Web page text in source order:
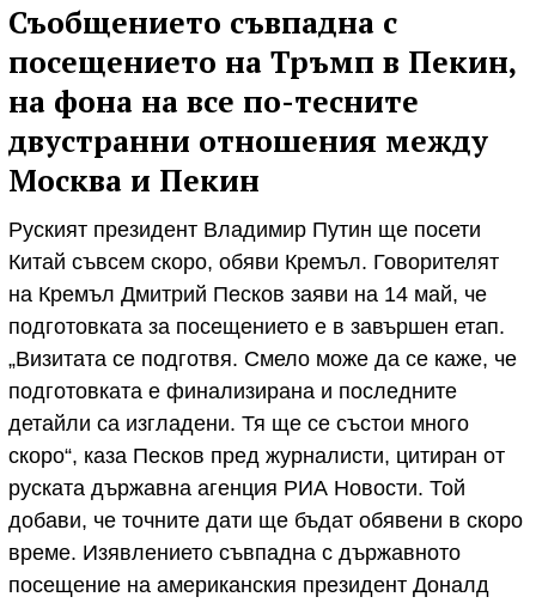
Съобщението съвпадна с
посещението на Тръмп в Пекин,
на фона на все по-тесните
двустранни отношения между
Москва и Пекин
Руският президент Владимир Путин ще посети
Китай съвсем скоро, обяви Кремъл. Говорителят
на Кремъл Дмитрий Песков заяви на 14 май, че
подготовката за посещението е в завършен етап.
„Визитата се подготвя. Смело може да се каже, че
подготовката е финализирана и последните
детайли са изгладени. Тя ще се състои много
скоро“, каза Песков пред журналисти, цитиран от
руската държавна агенция РИА Новости. Той
добави, че точните дати ще бъдат обявени в скоро
време. Изявлението съвпадна с държавното
посещение на американския президент Доналд